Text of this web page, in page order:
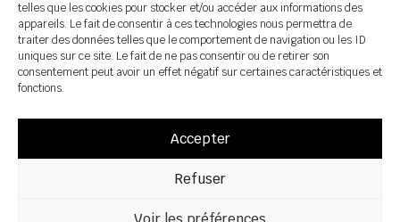
telles que les cookies pour stocker et/ou accéder aux informations des
appareils. Le fait de consentir à ces technologies nous permettra de
traiter des données telles que le comportement de navigation ou les ID
uniques sur ce site. Le fait de ne pas consentir ou de retirer son
consentement peut avoir un effet négatif sur certaines caractéristiques et
fonctions.
Accepter
Refuser
Voir les préférences
Fortrolighedspolitik